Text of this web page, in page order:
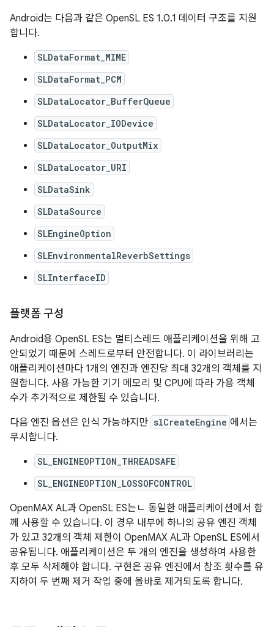
Android는 다음과 같은 OpenSL ES 1.0.1 데이터 구조를 지원
합니다.
SLDataFormat_MIME
SLDataFormat_PCM
SLDataLocator_BufferQueue
SLDataLocator_IODevice
SLDataLocator_OutputMix
SLDataLocator_URI
SLDataSink
SLDataSource
SLEngineOption
SLEnvironmentalReverbSettings
SLInterfaceID
플랫폼 구성
Android용 OpenSL ES는 멀티스레드 애플리케이션을 위해 고
안되었기 때문에 스레드로부터 안전합니다. 이 라이브러리는
애플리케이션마다 1개의 엔진과 엔진당 최대 32개의 객체를 지
원합니다. 사용 가능한 기기 메모리 및 CPU에 따라 가용 객체
수가 추가적으로 제한될 수 있습니다.
다음 엔진 옵션은 인식 가능하지만 slCreateEngine 에서는
무시합니다.
SL_ENGINEOPTION_THREADSAFE
SL_ENGINEOPTION_LOSSOFCONTROL
OpenMAX AL과 OpenSL ES는ㄴ 동일한 애플리케이션에서 함
께 사용할 수 있습니다. 이 경우 내부에 하나의 공유 엔진 객체
가 있고 32개의 객체 제한이 OpenMAX AL과 OpenSL ES에서
공유됩니다. 애플리케이션은 두 개의 엔진을 생성하여 사용한
후 모두 삭제해야 합니다. 구현은 공유 엔진에서 참조 횟수를 유
지하여 두 번째 제거 작업 중에 올바로 제거되도록 합니다.